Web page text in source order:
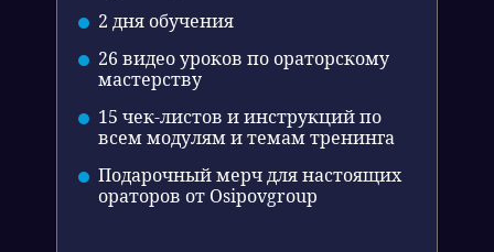
2 дня обучения
26 видео уроков по ораторскому
мастерству
15 чек-листов и инструкций по
всем модулям и темам тренинга
Подарочный мерч для настоящих
ораторов от Osipovgroup